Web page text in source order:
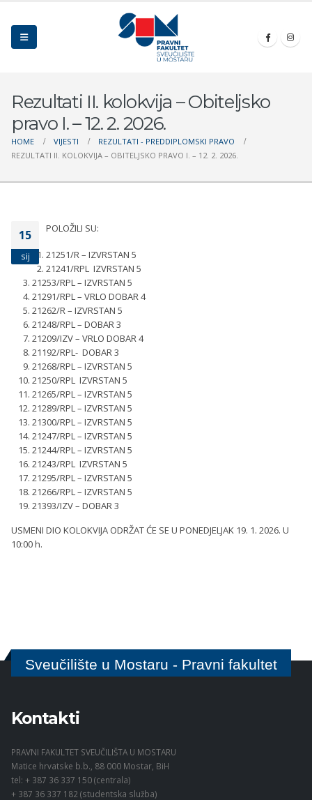
Rezultati II. kolokvija – Obiteljsko
pravo I. – 12. 2. 2026.
HOME VIJESTI
REZULTATI - PREDDIPLOMSKI PRAVO
REZULTATI II. KOLOKVIJA – OBITELJSKO PRAVO I. – 12. 2. 2026.
15
sij
POLOŽILI SU:
21251/R – IZVRSTAN 5
21241/RPL IZVRSTAN 5
21253/RPL – IZVRSTAN 5
21291/RPL – VRLO DOBAR 4
21262/R – IZVRSTAN 5
21248/RPL – DOBAR 3
21209/IZV – VRLO DOBAR 4
21192/RPL- DOBAR 3
21268/RPL – IZVRSTAN 5
21250/RPL IZVRSTAN 5
21265/RPL – IZVRSTAN 5
21289/RPL – IZVRSTAN 5
21300/RPL – IZVRSTAN 5
21247/RPL – IZVRSTAN 5
21244/RPL – IZVRSTAN 5
21243/RPL IZVRSTAN 5
21295/RPL – IZVRSTAN 5
21266/RPL – IZVRSTAN 5
21393/IZV – DOBAR 3
USMENI DIO KOLOKVIJA ODRŽAT ĆE SE U PONEDJELJAK 19. 1. 2026. U
10:00 h.
Sveučilište u Mostaru - Pravni fakultet
Kontakti
PRAVNI FAKULTET SVEUČILIŠTA U MOSTARU
Matice hrvatske b.b., 88 000 Mostar, BiH
tel: + 387 36 337 150 (centrala)
+ 387 36 337 182 (studentska služba)